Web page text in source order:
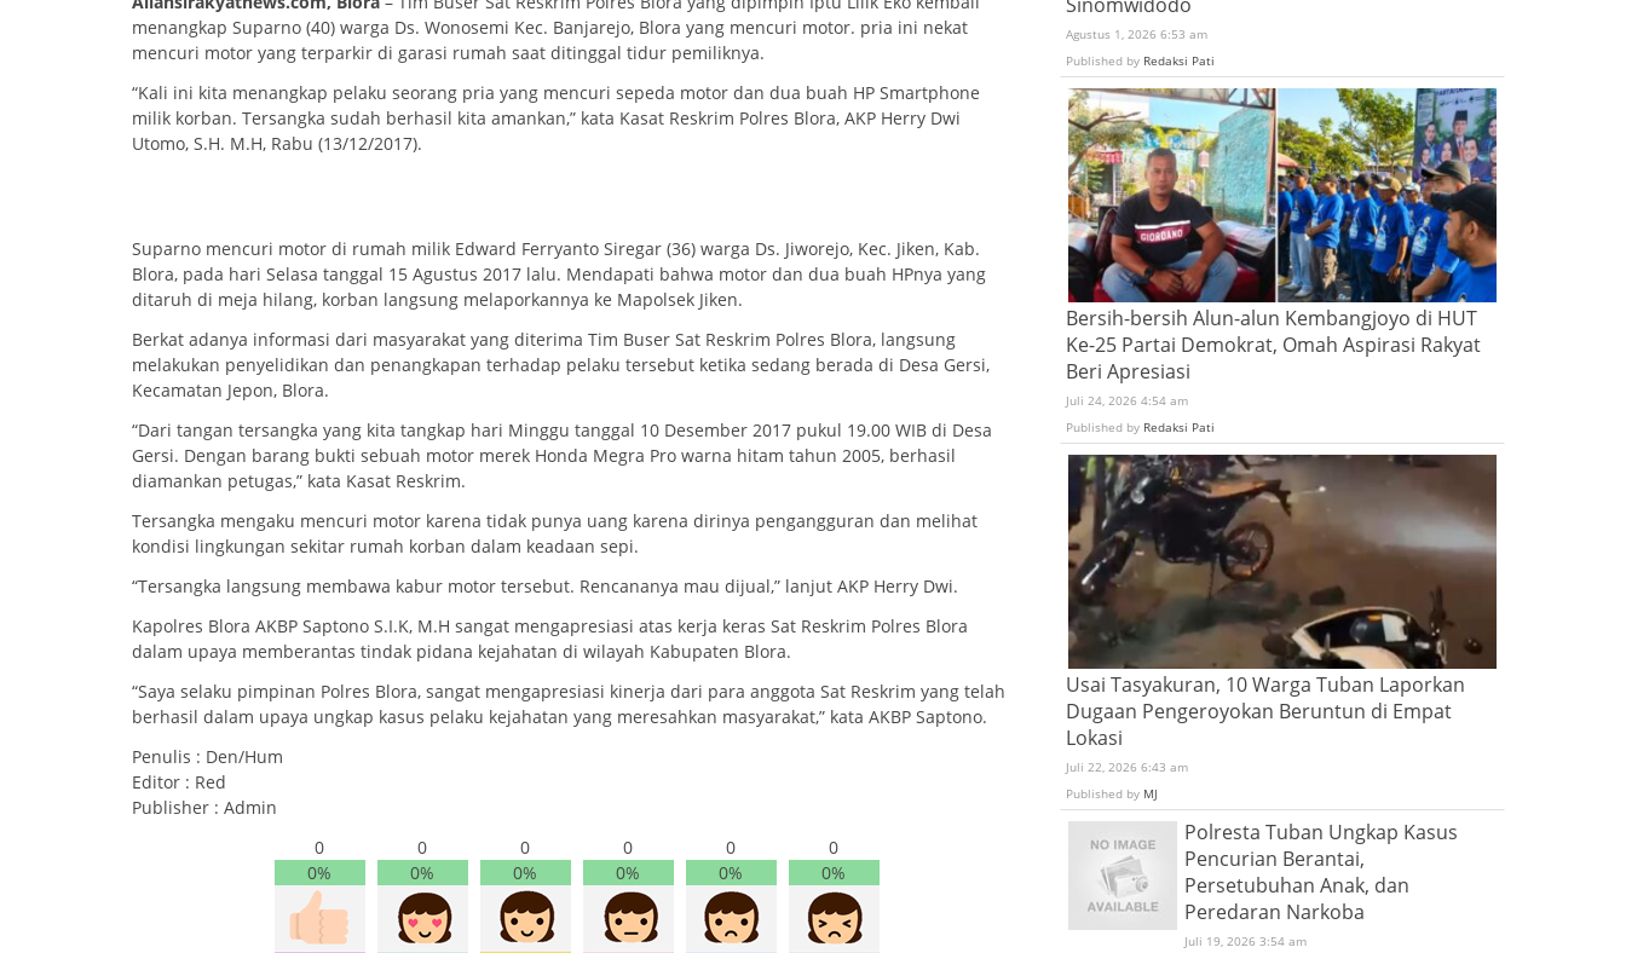
menangkap Suparno (40) warga Ds. Wonosemi Kec. Banjarejo, Blora yang mencuri motor. pria ini nekat
mencuri motor yang terparkir di garasi rumah saat ditinggal tidur pemiliknya.
“Kali ini kita menangkap pelaku seorang pria yang mencuri sepeda motor dan dua buah HP Smartphone
milik korban. Tersangka sudah berhasil kita amankan,” kata Kasat Reskrim Polres Blora, AKP Herry Dwi
Utomo, S.H. M.H, Rabu (13/12/2017).
Suparno mencuri motor di rumah milik Edward Ferryanto Siregar (36) warga Ds. Jiworejo, Kec. Jiken, Kab.
Blora, pada hari Selasa tanggal 15 Agustus 2017 lalu. Mendapati bahwa motor dan dua buah HPnya yang
ditaruh di meja hilang, korban langsung melaporkannya ke Mapolsek Jiken.
Berkat adanya informasi dari masyarakat yang diterima Tim Buser Sat Reskrim Polres Blora, langsung
melakukan penyelidikan dan penangkapan terhadap pelaku tersebut ketika sedang berada di Desa Gersi,
Kecamatan Jepon, Blora.
“Dari tangan tersangka yang kita tangkap hari Minggu tanggal 10 Desember 2017 pukul 19.00 WIB di Desa
Gersi. Dengan barang bukti sebuah motor merek Honda Megra Pro warna hitam tahun 2005, berhasil
diamankan petugas,” kata Kasat Reskrim.
Tersangka mengaku mencuri motor karena tidak punya uang karena dirinya pengangguran dan melihat
kondisi lingkungan sekitar rumah korban dalam keadaan sepi.
“Tersangka langsung membawa kabur motor tersebut. Rencananya mau dijual,” lanjut AKP Herry Dwi.
Kapolres Blora AKBP Saptono S.I.K, M.H sangat mengapresiasi atas kerja keras Sat Reskrim Polres Blora
dalam upaya memberantas tindak pidana kejahatan di wilayah Kabupaten Blora.
“Saya selaku pimpinan Polres Blora, sangat mengapresiasi kinerja dari para anggota Sat Reskrim yang telah
berhasil dalam upaya ungkap kasus pelaku kejahatan yang meresahkan masyarakat,” kata AKBP Saptono.
Penulis : Den/Hum
Editor : Red
Publisher : Admin
0
0%
0
0%
0
0%
0
0%
0
0%
0
0%
Agustus 1, 2026 6:53 am
Published by Redaksi Pati
Bersih-bersih Alun-alun Kembangjoyo di HUT
Ke-25 Partai Demokrat, Omah Aspirasi Rakyat
Beri Apresiasi
Juli 24, 2026 4:54 am
Published by Redaksi Pati
Usai Tasyakuran, 10 Warga Tuban Laporkan
Dugaan Pengeroyokan Beruntun di Empat
Lokasi
Juli 22, 2026 6:43 am
Published by MJ
Polresta Tuban Ungkap Kasus
Pencurian Berantai,
Persetubuhan Anak, dan
Peredaran Narkoba
Juli 19, 2026 3:54 am